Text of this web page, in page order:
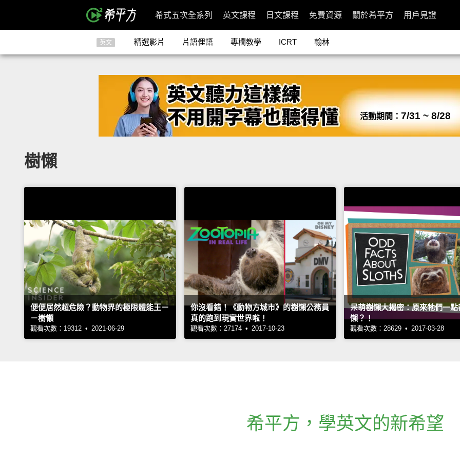
希式五次全系列 英文課程 日文課程 免費資源 關於希平方 用戶見證
英文 精選影片 片語俚語 專欄教學 ICRT 翰林
活動期間： 7/31 ~ 8/28
樹懶
便便居然超危險？動物界的極限體能王－
－樹懶
觀看次數：19312 • 2021-06-29
你沒看錯！《動物方城市》的樹懶公務員
真的跑到現實世界啦！
觀看次數：27174 • 2017-10-23
呆萌樹懶大揭密：原來牠們一點
懶？！
觀看次數：28629 • 2017-03-28
希平方 ， 學英文的新希望